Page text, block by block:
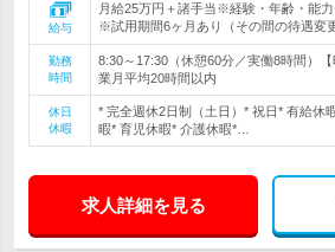
給与
月給25万円＋諸手当※経験・年齢・能
※試用期間6ヶ月あり（その間の待遇変
勤務
時間
8:30～17:30（休憩60分／実働8時間）
業月平均20時間以内
休日
休暇
* 完全週休2日制（土日）* 祝日* 有給休
暇* 育児休暇* 介護休暇*…
求人詳細を見る